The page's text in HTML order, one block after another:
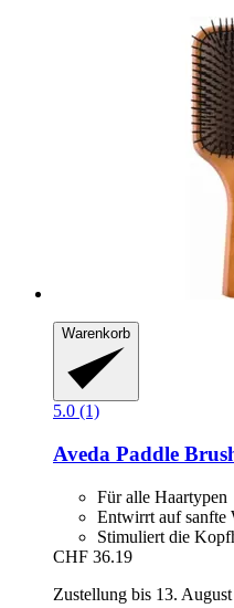
Warenkorb
5.0 (1)
Aveda Paddle
Für alle Haartypen
Entwirrt auf sanfte
Stimuliert die
CHF 36.19
Zustellung bis 13. August